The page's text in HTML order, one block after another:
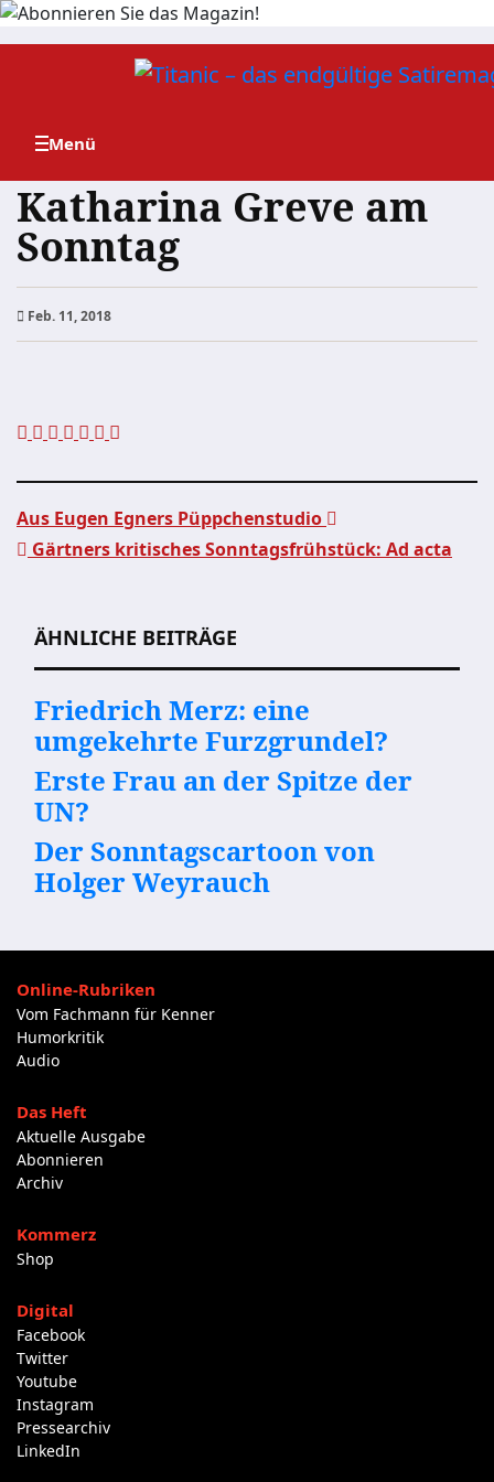
Zum
Katharina Greve am
Sonntag
Feb. 11, 2018
Aus Eugen Egners Püppchenstudio
Gärtners kritisches Sonntagsfrühstück: Ad acta
ÄHNLICHE BEITRÄGE
Friedrich Merz: eine
umgekehrte Furzgrundel?
Erste Frau an der Spitze der
UN?
Der Sonntagscartoon von
Holger Weyrauch
Online-Rubriken
Vom Fachmann für Kenner
Humorkritik
Audio
Das Heft
Aktuelle Ausgabe
Abonnieren
Archiv
Kommerz
Shop
Digital
Facebook
Twitter
Youtube
Instagram
Pressearchiv
LinkedIn